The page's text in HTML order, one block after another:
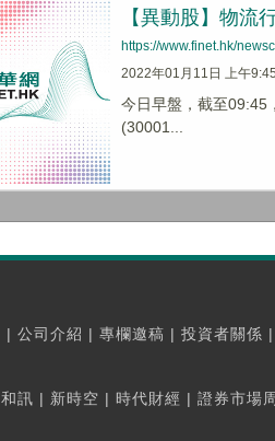
【異動股】物流
https://www.finet.hk/
2022年01月11日 上午9:45
今日早盤，截至09:45
(30001...
| 公司介紹 | 專欄邀稿 | 投資者關係 |
和訊 | 新時空 | 時代財經 | 證券市場